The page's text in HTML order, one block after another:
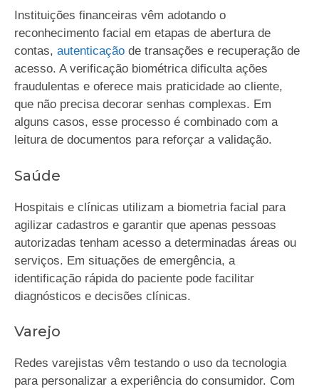
Instituições financeiras vêm adotando o
reconhecimento facial em etapas de abertura de
contas, autenticação de transações e recuperação de
acesso. A verificação biométrica dificulta ações
fraudulentas e oferece mais praticidade ao cliente,
que não precisa decorar senhas complexas. Em
alguns casos, esse processo é combinado com a
leitura de documentos para reforçar a validação.
Saúde
Hospitais e clínicas utilizam a biometria facial para
agilizar cadastros e garantir que apenas pessoas
autorizadas tenham acesso a determinadas áreas ou
serviços. Em situações de emergência, a
identificação rápida do paciente pode facilitar
diagnósticos e decisões clínicas.
Varejo
Redes varejistas vêm testando o uso da tecnologia
para personalizar a experiência do consumidor. Com